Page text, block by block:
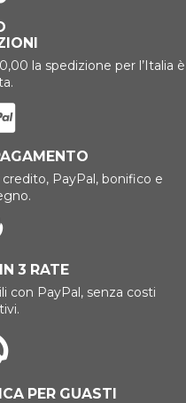
la spedizione per l’Italia è
PayPal, bonifico e
3 RATE
con PayPal, senza costi
PER GUASTI